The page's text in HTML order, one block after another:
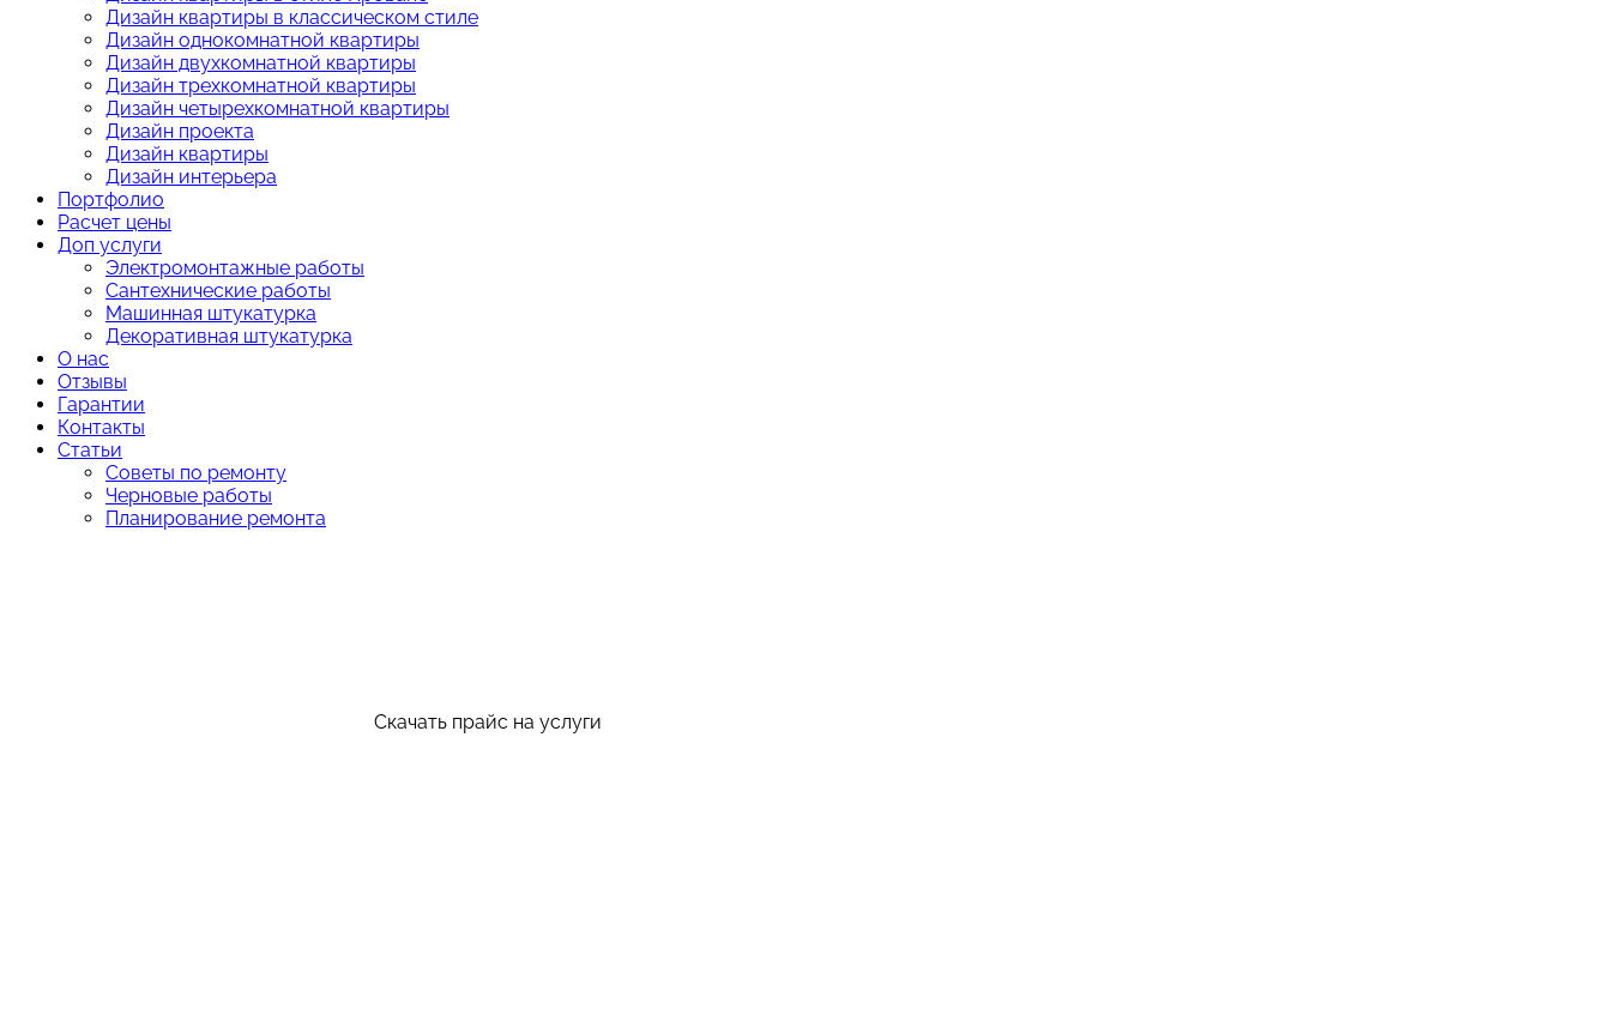
Дизайн квартиры в классическом стиле
Дизайн однокомнатной квартиры
Дизайн двухкомнатной квартиры
Дизайн трехкомнатной квартиры
Дизайн четырехкомнатной квартиры
Дизайн проекта
Дизайн квартиры
Дизайн интерьера
Портфолио
Расчет цены
Доп услуги
Электромонтажные работы
Сантехнические работы
Машинная штукатурка
Декоративная штукатурка
О нас
Отзывы
Гарантии
Контакты
Статьи
Советы по ремонту
Черновые работы
Планирование ремонта
Скачать прайс на услуги